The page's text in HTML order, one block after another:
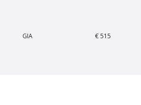
GIA € 515